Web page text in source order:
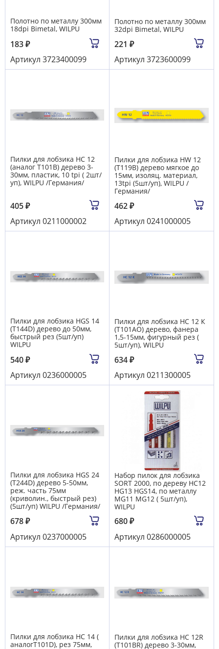
Полотно по металлу 300мм
18dpi Bimetal, WILPU
183₽
Артикул 3723400099
Полотно по металлу 300мм
32dpi Bimetal, WILPU
221 ₽
Артикул 3723600099
Пилки для лобзика HC 12
(аналог Т101В) дерево 3-
30мм, пластик, 10 tpi ( 2шт/
уп), WILPU /Германия/
405₽
Артикул 0211000002
Пилки для лобзика HW 12
(T119B) дерево мягкое до
15мм, изоляц. материал,
13tpi (5шт/уп), WILPU /
Германия/
462₽
Артикул 0241000005
Пилки для лобзика HGS 14
(T144D) дерево до 50мм,
быстрый рез (5шт/уп)
WILPU
540₽
Артикул 0236000005
Пилки для лобзика HC 12 К
(T101AO) дерево, фанера
1,5-15мм, фигурный рез (
5шт/уп), WILPU
634₽
Артикул 0211300005
Пилки для лобзика HGS 24
(T244D) дерево 5-50мм,
реж. часть 75мм
(криволин., быстрый рез)
(5шт/уп) WILPU /Германия/
678₽
Артикул 0237000005
Набор пилок для лобзика
SORT 2000, по дереву HC12
HG13 HGS14, по металлу
MG11 MG12 ( 5шт/уп),
WILPU
680₽
Артикул 0286000005
Пилки для лобзика HC 14 (
аналогT101D), рез 75мм,
Пилки для лобзика HC 12R
(T101BR) дерево 3-30мм,